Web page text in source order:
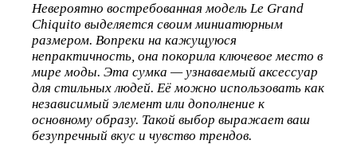
Невероятно востребованная модель Le Grand
Chiquito выделяется своим миниатюрным
размером. Вопреки на кажущуюся
непрактичность, она покорила ключевое место в
мире моды. Эта сумка — узнаваемый аксессуар
для стильных людей. Её можно использовать как
независимый элемент или дополнение к
основному образу. Такой выбор выражает ваш
безупречный вкус и чувство трендов.